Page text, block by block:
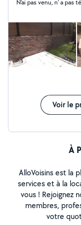
Voir le
À
AlloVoisins est la
services et à la
vous ! Rejoignez
membres,
votre